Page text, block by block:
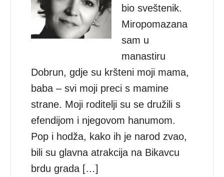
bio sveštenik.
Miropomazana
sam u
manastiru
Dobrun, gdje su kršteni moji mama,
baba – svi moji preci s mamine
strane. Moji roditelji su se družili s
efendijom i njegovom hanumom.
Pop i hodža, kako ih je narod zvao,
bili su glavna atrakcija na Bikavcu
brdu grada […]